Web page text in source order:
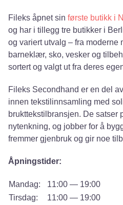
Fileks åpnet sin første butikk i
og har i tillegg tre butikker i
og variert utvalg – fra
barneklær, sko, vesker og
sortert og valgt ut fra deres
Fileks Secondhand er en del
innen tekstilinnsamling med
brukttekstilbransjen. De satser
nytenkning, og jobber for å
fremmer gjenbruk og gir noe
Åpningstider:
Mandag:
11:00 — 19:00
Tirsdag:
11:00 — 19:00